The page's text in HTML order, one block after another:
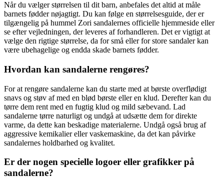
Når du vælger størrelsen til dit barn, anbefales det altid at måle
barnets fødder nøjagtigt. Du kan følge en størrelsesguide, der er
tilgængelig på hummel Zori sandalernes officielle hjemmeside eller
se efter vejledningen, der leveres af forhandleren. Det er vigtigt at
vælge den rigtige størrelse, da for små eller for store sandaler kan
være ubehagelige og endda skade barnets fødder.
Hvordan kan sandalerne rengøres?
For at rengøre sandalerne kan du starte med at børste overflødigt
snavs og støv af med en blød børste eller en klud. Derefter kan du
tørre dem rent med en fugtig klud og mild sæbevand. Lad
sandalerne tørre naturligt og undgå at udsætte dem for direkte
varme, da dette kan beskadige materialerne. Undgå også brug af
aggressive kemikalier eller vaskemaskine, da det kan påvirke
sandalernes holdbarhed og kvalitet.
Er der nogen specielle logoer eller grafikker på
sandalerne?